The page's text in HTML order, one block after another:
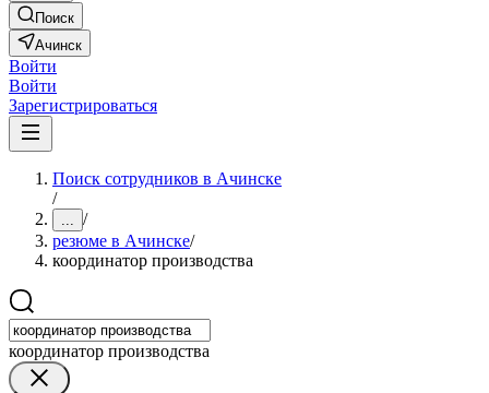
Поиск
Ачинск
Войти
Войти
Зарегистрироваться
Поиск сотрудников в Ачинске
/
... /
резюме в Ачинске/
координатор производства
координатор производства